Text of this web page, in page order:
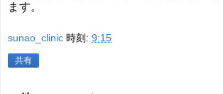
ます。
sunao_clinic 時刻: 9:15
共有